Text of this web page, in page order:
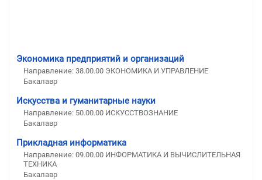
Экономика предприятий и организаций
Направление: 38.00.00 ЭКОНОМИКА И УПРАВЛЕНИЕ
Бакалавр
Искусства и гуманитарные науки
Направление: 50.00.00 ИСКУССТВОЗНАНИЕ
Бакалавр
Прикладная информатика
Направление: 09.00.00 ИНФОРМАТИКА И ВЫЧИСЛИТЕЛЬНАЯ
ТЕХНИКА
Бакалавр